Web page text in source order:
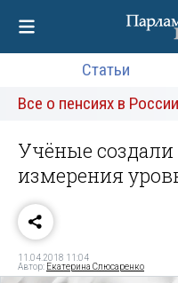
Статьи
Все о пенсиях в России
Учёные
измерения
11.04.2018 11:04
Автор: Екатерина Слюсаренко